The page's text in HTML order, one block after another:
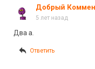
Добрый
5 лет назад
Два а.
Ответить